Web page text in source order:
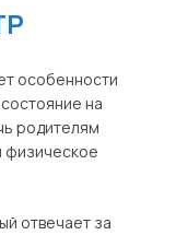
особенности
на
родителям
физическое
отвечает за